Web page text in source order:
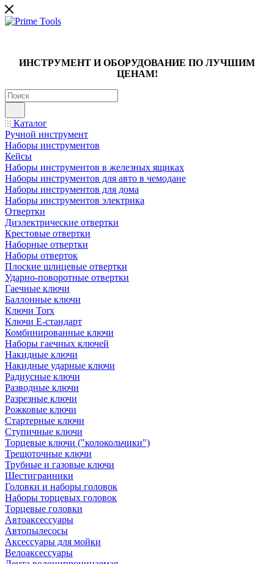
ИНСТРУМЕНТ И ОБОРУДОВАНИЕ ПО ЛУЧШИМ
ЦЕНАМ!
Каталог
Ручной инструмент
Наборы инструментов
Кейсы
Наборы инструментов в железных ящиках
Наборы инструментов для авто в чемодане
Наборы инструментов для дома
Наборы инструментов электрика
Отвертки
Диэлектрические отвертки
Крестовые отвертки
Наборные отвертки
Наборы отверток
Плоские шлицевые отвертки
Ударно-поворотные отвертки
Гаечные ключи
Баллонные ключи
Ключи Torx
Ключи Е-стандарт
Комбинированные ключи
Наборы гаечных ключей
Накидные ключи
Накидные ударные ключи
Радиусные ключи
Разводные ключи
Разрезные ключи
Рожковые ключи
Стартерные ключи
Ступичные ключи
Торцевые ключи ("колокольчики")
Трещоточные ключи
Трубные и газовые ключи
Шестигранники
Головки и наборы головок
Наборы торцевых головок
Торцевые головки
Автоаксессуары
Автопылесосы
Аксессуары для мойки
Велоаксессуары